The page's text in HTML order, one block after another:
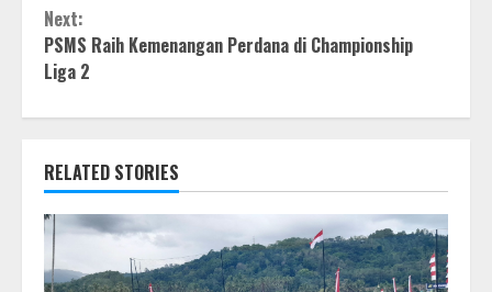
Next:
PSMS Raih Kemenangan Perdana di Championship
Liga 2
RELATED STORIES